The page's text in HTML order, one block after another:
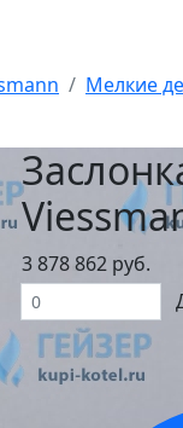
Мелкие
3 878 862 руб.